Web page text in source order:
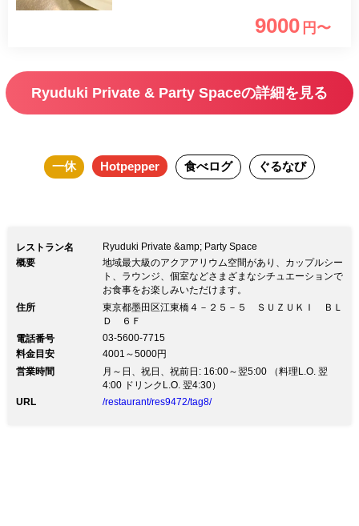
9000 円〜
Ryuduki Private & Party Spaceの詳細を見る
一休 Hotpepper 食べログ ぐるなび
レストラン名
Ryuduki Private &amp; Party Space
概要
地域最大級のアクアアリウム空間があり、カップルシー
ト、ラウンジ、個室などさまざまなシチュエーションで
お食事をお楽しみいただけます。
住所
東京都墨田区江東橋４－２５－５ ＳＵＺＵＫＩ ＢＬ
Ｄ ６Ｆ
電話番号
03-5600-7715
料金目安
4001～5000円
営業時間
月～日、祝日、祝前日: 16:00～翌5:00 （料理L.O. 翌
4:00 ドリンクL.O. 翌4:30）
URL
/restaurant/res9472/tag8/